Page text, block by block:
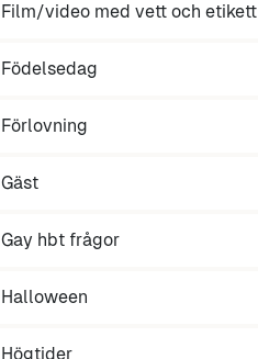
Film/video med vett och etikett
Födelsedag
Förlovning
Gäst
Gay hbt frågor
Halloween
Högtider